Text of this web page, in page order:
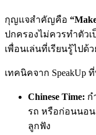
กุญแจสำคัญคือ
ปกครองไม่ควรทำตัว
เพื่อนเล่นที่เรียนรู้ไปด้
เทคนิคจาก SpeakUp
Chinese Time: ก
รถ หรือก่อนนอน
ลูกฟัง